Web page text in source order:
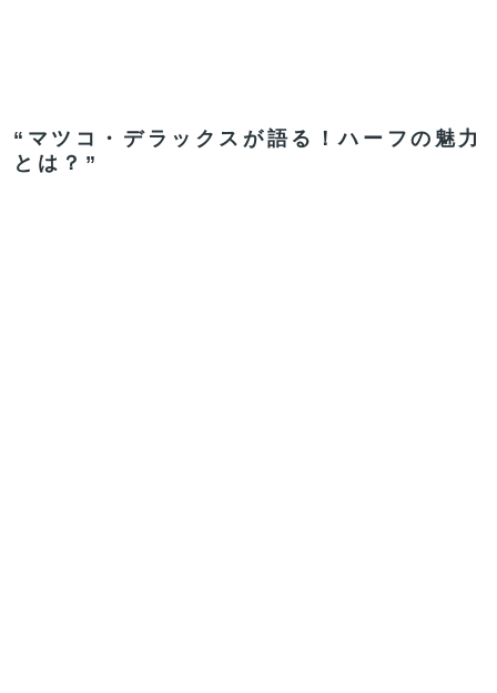
“マツコ・デラックスが語る！ハーフの魅力
とは？”